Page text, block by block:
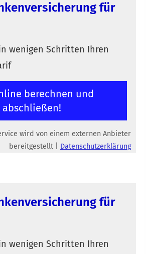
für
wenigen Schritten Ihren
berechnen und
abschließen!
wird von einem externen Anbieter
bereitgestellt | Datenschutzerklärung
für
wenigen Schritten Ihren